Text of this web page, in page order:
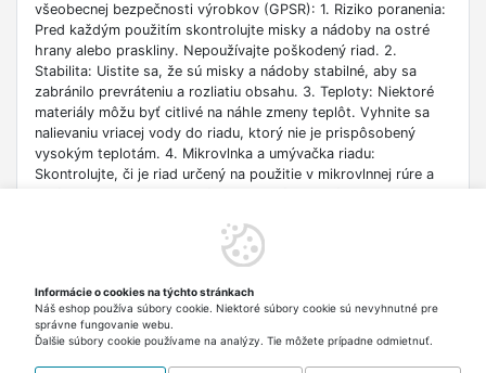
všeobecnej bezpečnosti výrobkov (GPSR): 1. Riziko poranenia:
Pred každým použitím skontrolujte misky a nádoby na ostré
hrany alebo praskliny. Nepoužívajte poškodený riad. 2.
Stabilita: Uistite sa, že sú misky a nádoby stabilné, aby sa
zabránilo prevráteniu a rozliatiu obsahu. 3. Teploty: Niektoré
materiály môžu byť citlivé na náhle zmeny teplôt. Vyhnite sa
nalievaniu vriacej vody do riadu, ktorý nie je prispôsobený
vysokým teplotám. 4. Mikrovlnka a umývačka riadu:
Skontrolujte, či je riad určený na použitie v mikrovlnnej rúre a
s potravinami. 6. Upozornenie pre deti: Ak riad používajú deti,
uistite sa, že je riadne kontrolovaný, aby sa predišlo nehodám.
Niektoré čistiace prostriedky môžu poškodiť povrch. 8.
Skladovanie: Uchovávajte riad na bezpečnom mieste, aby ste
predišli poškodeniu a riziku poranenia.
Informácie o cookies na týchto stránkach
Náš eshop používa súbory cookie. Niektoré súbory cookie sú nevyhnutné pre
správne fungovanie webu.
Ďalšie súbory cookie používame na analýzy. Tie môžete prípadne odmietnuť.